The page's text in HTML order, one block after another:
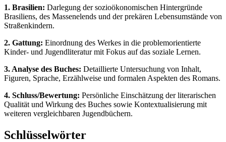
1. Brasilien: Darlegung der sozioökonomischen Hintergründe
Brasiliens, des Massenelends und der prekären Lebensumstände von
Straßenkindern.
2. Gattung: Einordnung des Werkes in die problemorientierte
Kinder- und Jugendliteratur mit Fokus auf das soziale Lernen.
3. Analyse des Buches: Detaillierte Untersuchung von Inhalt,
Figuren, Sprache, Erzählweise und formalen Aspekten des Romans.
4. Schluss/Bewertung: Persönliche Einschätzung der literarischen
Qualität und Wirkung des Buches sowie Kontextualisierung mit
weiteren vergleichbaren Jugendbüchern.
Schlüsselwörter